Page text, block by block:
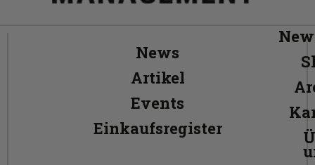
News
Artikel
Events
Einkaufsregister